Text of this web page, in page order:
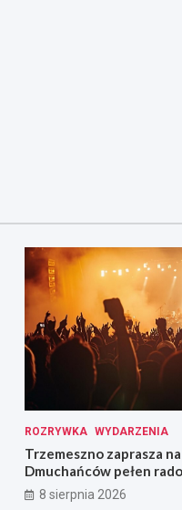
ROZRYWKA WYDARZENIA
Trzemeszno zaprasza
Dmuchańców pełen
8 sierpnia 2026